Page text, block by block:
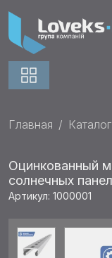
Главная Каталог
Оцинкованный
солнечных
Артикул: 1000001